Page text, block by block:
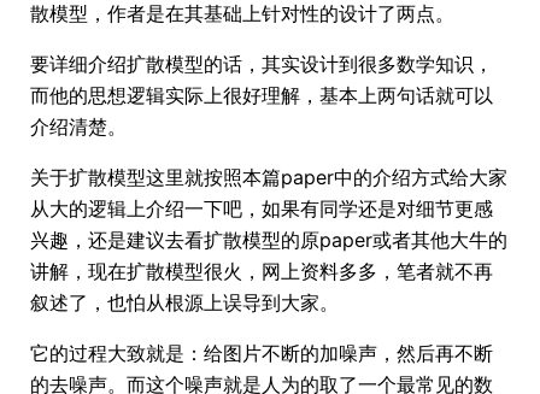
散模型，作者是在其基础上针对性的设计了两点。
要详细介绍扩散模型的话，其实设计到很多数学知识，
而他的思想逻辑实际上很好理解，基本上两句话就可以
介绍清楚。
关于扩散模型这里就按照本篇paper中的介绍方式给大家
从大的逻辑上介绍一下吧，如果有同学还是对细节更感
兴趣，还是建议去看扩散模型的原paper或者其他大牛的
讲解，现在扩散模型很火，网上资料多多，笔者就不再
叙述了，也怕从根源上误导到大家。
它的过程大致就是：给图片不断的加噪声，然后再不断
的去噪声。而这个噪声就是人为的取了一个最常见的数